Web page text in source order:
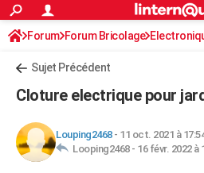
ACTUALITÉS
Politique
Société
Faits Divers
Education
Monde
Villes
+
Retraite
Impôts
Epargne
Immobilier
Risques naturels par ville
Banque
Assurance
Crédit
AUTO
S'inscrire
Forum Forum Bricolage
Sujet Précédent
Cloture electrique pour
Louping2468- 11 oct. 2021 à
Looping2468 - 16 févr. 2022 à